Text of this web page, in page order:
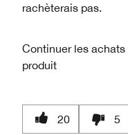
rachèterais pas.
Continuer les achats
produit
20 5